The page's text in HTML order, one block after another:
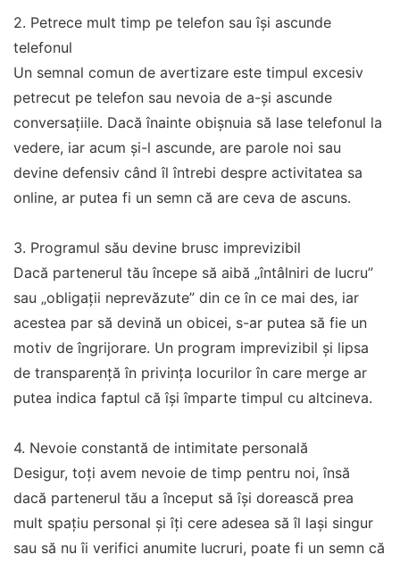
2. Petrece mult timp pe telefon sau își ascunde
telefonul
Un semnal comun de avertizare este timpul excesiv
petrecut pe telefon sau nevoia de a-și ascunde
conversațiile. Dacă înainte obișnuia să lase telefonul la
vedere, iar acum și-l ascunde, are parole noi sau
devine defensiv când îl întrebi despre activitatea sa
online, ar putea fi un semn că are ceva de ascuns.
3. Programul său devine brusc imprevizibil
Dacă partenerul tău începe să aibă „întâlniri de lucru”
sau „obligații neprevăzute” din ce în ce mai des, iar
acestea par să devină un obicei, s-ar putea să fie un
motiv de îngrijorare. Un program imprevizibil și lipsa
de transparență în privința locurilor în care merge ar
putea indica faptul că își împarte timpul cu altcineva.
4. Nevoie constantă de intimitate personală
Desigur, toți avem nevoie de timp pentru noi, însă
dacă partenerul tău a început să își dorească prea
mult spațiu personal și îți cere adesea să îl lași singur
sau să nu îi verifici anumite lucruri, poate fi un semn că